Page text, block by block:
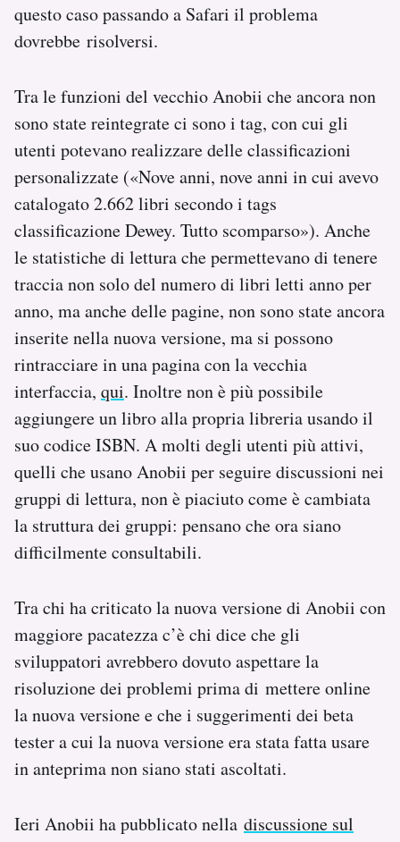
questo caso passando a Safari il problema
dovrebbe risolversi.
Tra le funzioni del vecchio Anobii che ancora non
sono state reintegrate ci sono i tag, con cui gli
utenti potevano realizzare delle classificazioni
personalizzate («Nove anni, nove anni in cui avevo
catalogato 2.662 libri secondo i tags
classificazione Dewey. Tutto scomparso»). Anche
le statistiche di lettura che permettevano di tenere
traccia non solo del numero di libri letti anno per
anno, ma anche delle pagine, non sono state ancora
inserite nella nuova versione, ma si possono
rintracciare in una pagina con la vecchia
interfaccia, qui. Inoltre non è più possibile
aggiungere un libro alla propria libreria usando il
suo codice ISBN. A molti degli utenti più attivi,
quelli che usano Anobii per seguire discussioni nei
gruppi di lettura, non è piaciuto come è cambiata
la struttura dei gruppi: pensano che ora siano
difficilmente consultabili.
Tra chi ha criticato la nuova versione di Anobii con
maggiore pacatezza c’è chi dice che gli
sviluppatori avrebbero dovuto aspettare la
risoluzione dei problemi prima di mettere online
la nuova versione e che i suggerimenti dei beta
tester a cui la nuova versione era stata fatta usare
in anteprima non siano stati ascoltati.
Ieri Anobii ha pubblicato nella discussione sul